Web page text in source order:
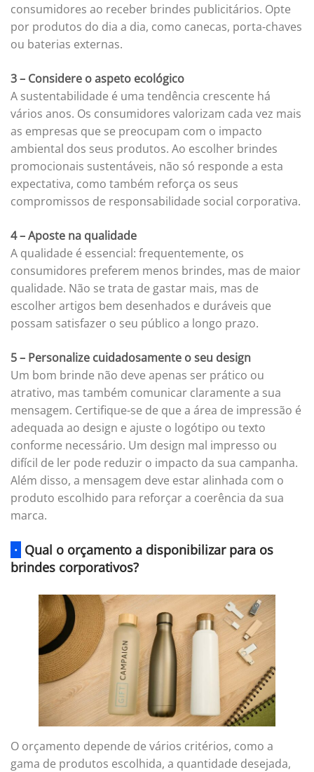
consumidores ao receber brindes publicitários. Opte
por produtos do dia a dia, como canecas, porta-chaves
ou baterias externas.
3 – Considere o aspeto ecológico
A sustentabilidade é uma tendência crescente há
vários anos. Os consumidores valorizam cada vez mais
as empresas que se preocupam com o impacto
ambiental dos seus produtos. Ao escolher brindes
promocionais sustentáveis, não só responde a esta
expectativa, como também reforça os seus
compromissos de responsabilidade social corporativa.
4 – Aposte na qualidade
A qualidade é essencial: frequentemente, os
consumidores preferem menos brindes, mas de maior
qualidade. Não se trata de gastar mais, mas de
escolher artigos bem desenhados e duráveis que
possam satisfazer o seu público a longo prazo.
5 – Personalize cuidadosamente o seu design
Um bom brinde não deve apenas ser prático ou
atrativo, mas também comunicar claramente a sua
mensagem. Certifique-se de que a área de impressão é
adequada ao design e ajuste o logótipo ou texto
conforme necessário. Um design mal impresso ou
difícil de ler pode reduzir o impacto da sua campanha.
Além disso, a mensagem deve estar alinhada com o
produto escolhido para reforçar a coerência da sua
marca.
· Qual o orçamento a disponibilizar para os
brindes corporativos?
O orçamento depende de vários critérios, como a
gama de produtos escolhida, a quantidade desejada,